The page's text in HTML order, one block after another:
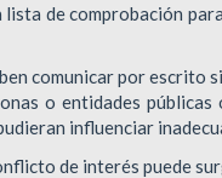
lista de comprobación
comunicar por escrito
o entidades
influenciar
de interés puede